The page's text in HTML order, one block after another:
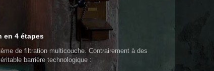
en 4 étapes
de filtration multicouche. Contrairement à des
barrière technologique :